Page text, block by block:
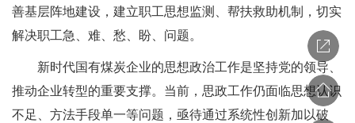
善基层阵地建设，建立职工思想监测、帮扶救助机制，切实
解决职工急、难、愁、盼、问题。
新时代国有煤炭企业的思想政治工作是坚持党的领导、
推动企业转型的重要支撑。当前，思政工作仍面临思想认识
不足、方法手段单一等问题，亟待通过系统性创新加以破